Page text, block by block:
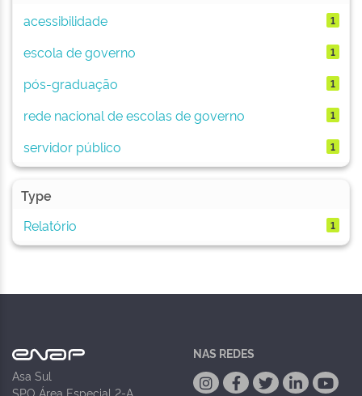
acessibilidade
1
escola de governo 1
pós-graduação 1
rede nacional de escolas de governo 1
servidor público 1
Type
Relatório
1
Asa Sul
SPO Área Especial 2-A
NAS REDES